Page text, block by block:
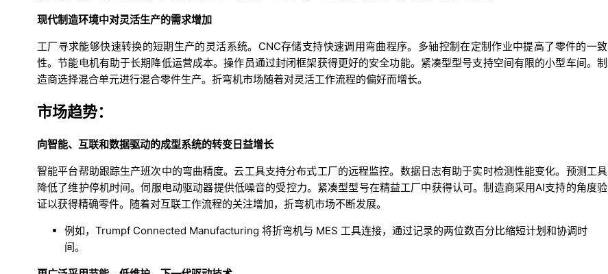
现代制造环境中对灵活生产的需求增加
工厂寻求能够快速转换的短期生产的灵活系统。CNC存储支持快速调用弯曲程序。多轴控制在定制作业中提高了零件的一致
性。节能电机有助于长期降低运营成本。操作员通过封闭框架获得更好的安全功能。紧凑型型号支持空间有限的小型车间。制
造商选择混合单元进行混合零件生产。折弯机市场随着对灵活工作流程的偏好而增长。
市场趋势：
向智能、互联和数据驱动的成型系统的转变日益增长
智能平台帮助跟踪生产班次中的弯曲精度。云工具支持分布式工厂的远程监控。数据日志有助于实时检测性能变化。预测工具
降低了维护停机时间。伺服电动驱动器提供低噪音的受控力。紧凑型型号在精益工厂中获得认可。制造商采用AI支持的角度验
证以获得精确零件。随着对互联工作流程的关注增加，折弯机市场不断发展。
例如，Trumpf Connected Manufacturing 将折弯机与 MES 工具连接，通过记录的两位数百分比缩短计划和协调时
间。